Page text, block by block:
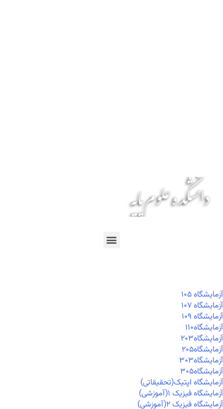
آزمايشگاه ۱۰۵
آزمايشگاه ۱۰۷
آزمايشگاه ۱۰۹
آزمايشگاه۱۱۰
آزمايشگاه۲۰۳
آزمايشگاه۲۰۵
آزمايشگاه۳۰۳
آزمايشگاه۳۰۵
آزمایشگاه اپتیک(تحقیقاتی)
آزمایشگاه فیزیک ۱(آموزشی)
آزمایشگاه فیزیک ۲(آموزشی)